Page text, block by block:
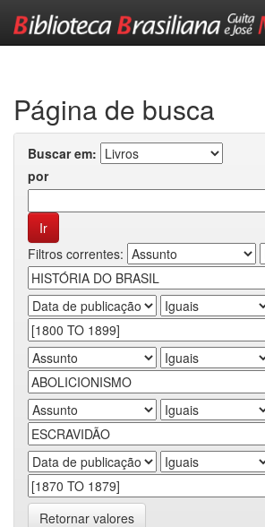
Página de busca
Buscar em:
por
Filtros correntes:
Retornar valores